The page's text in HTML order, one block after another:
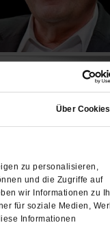
Über Cookies
zu personalisieren,
und die Zugriffe auf
wir Informationen zu
für soziale Medien,
Informationen
WM?
Jahres statt: 32
verletzt.
verzichten?